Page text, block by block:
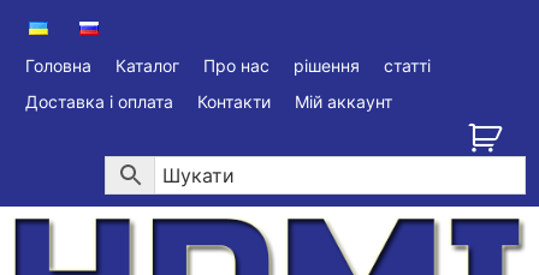
Головна Каталог Про нас рішення
статті
Доставка і оплата
Контакти Мій аккаунт